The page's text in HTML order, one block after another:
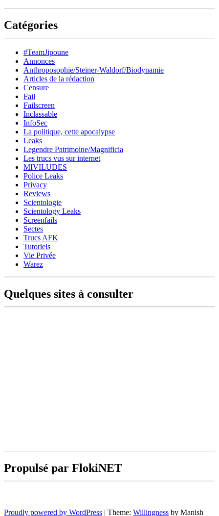
Catégories
#TeamJipoune
Annonces
Anthroposophie/Steiner-Waldorf/Biodynamie
Articles de la rédaction
Censure
Fail
Failscreen
Inclassable
InfoSec
La politique, cette apocalypse
Leaks
Legendre Patrimoine/Magnificia
Les trucs vus sur internet
MIVILUDES
Police Leaks
Privacy
Reviews
Scientologie
Scientology Leaks
Screenfails
Sectes
Trucs AFK
Tutoriels
Vie Privée
Warez
Quelques sites à consulter
Propulsé par FlokiNET
Proudly powered by WordPress | Theme: Willingness by Manish